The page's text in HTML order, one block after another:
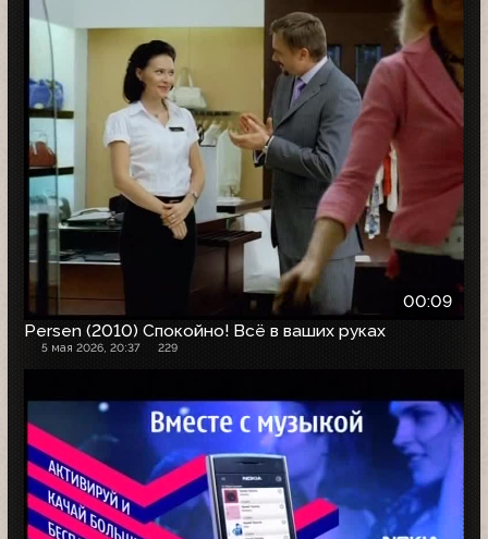
00:09
Persen (2010) Спокойно! Всё в ваших руках
5 мая 2026, 20:37 229